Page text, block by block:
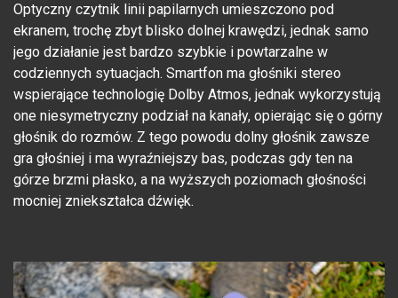
Optyczny czytnik linii papilarnych umieszczono pod
ekranem, trochę zbyt blisko dolnej krawędzi, jednak samo
jego działanie jest bardzo szybkie i powtarzalne w
codziennych sytuacjach. Smartfon ma głośniki stereo
wspierające technologię Dolby Atmos, jednak wykorzystują
one niesymetryczny podział na kanały, opierając się o górny
głośnik do rozmów. Z tego powodu dolny głośnik zawsze
gra głośniej i ma wyraźniejszy bas, podczas gdy ten na
górze brzmi płasko, a na wyższych poziomach głośności
mocniej zniekształca dźwięk.